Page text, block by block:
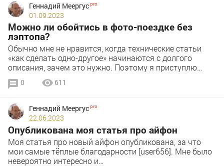
Геннадий Меергус
01.09.2023
Можно ли обойтись в фото-поездке без
лэптопа?
Обычно мне не нравится, когда технические статьи
«как сделать одно-другое» начинаются с долгого
описания, зачем это нужно. Поэтому я приступлю…
0 611
Геннадий Меергус
22.06.2023
Опубликована моя статья про айфон
Моя статья про новый айфон опубликована, за что
мои самые тёплые благодарности [user656]. Мне было
невероятно интересно и…